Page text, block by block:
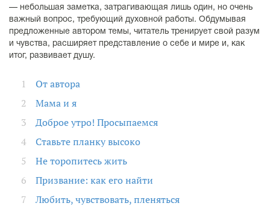
— небольшая заметка, затрагивающая лишь один, но очень
важный вопрос, требующий духовной работы. Обдумывая
предложенные автором темы, читатель тренирует свой разум
и чувства, расширяет представление о себе и мире и, как
итог, развивает душу.
От автора
Мама и я
Доброе утро! Просыпаемся
Ставьте планку высоко
Не торопитесь жить
Призвание: как его найти
Любить, чувствовать, пленяться